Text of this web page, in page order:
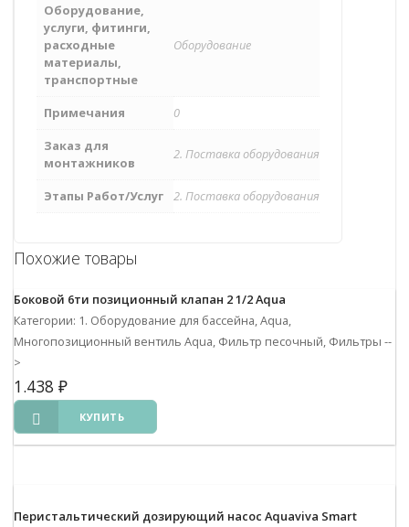
Оборудование,
услуги, фитинги,
расходные
материалы,
транспортные
Оборудование
Примечания
0
Заказ для
монтажников
2. Поставка оборудования
Этапы Работ/Услуг 2. Поставка оборудования
Похожие товары
Боковой 6ти позиционный клапан 2 1/2 Aqua
Категории: 1. Оборудование для бассейна, Aqua,
Многопозиционный вентиль Aqua, Фильтр песочный, Фильтры --
>
1.438 ₽
КУПИТЬ
Перистальтический дозирующий насос Aquaviva Smart